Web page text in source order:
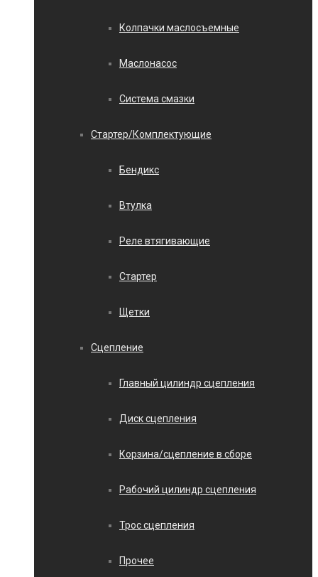
Колпачки маслосъемные
Маслонасос
Система смазки
Стартер/Комплектующие
Бендикс
Втулка
Реле втягивающие
Стартер
Щетки
Сцепление
Главный цилиндр сцепления
Диск сцепления
Корзина/сцепление в сборе
Рабочий цилиндр сцепления
Трос сцепления
Прочее